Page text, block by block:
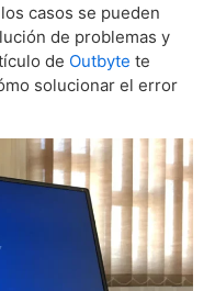
casos se pueden
de problemas y
de Outbyte te
solucionar el error